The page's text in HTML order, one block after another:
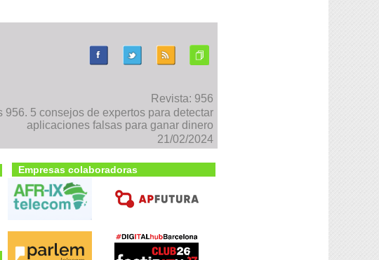
Revista: 956
956. 5 consejos de expertos para detectar
aplicaciones falsas para ganar dinero
21/02/2024
Empresas colaboradoras